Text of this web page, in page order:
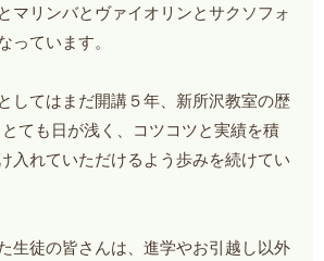
マリンバとヴァイオリンとサクソフォ
っています。
してはまだ開講５年、新所沢教室の歴
ても日が浅く、コツコツと実績を積
入れていただけるよう歩みを続けてい
生徒の皆さんは、進学やお引越し以外